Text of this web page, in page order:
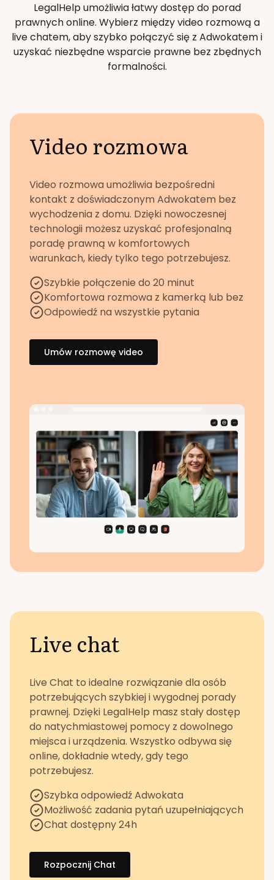
LegalHelp umożliwia łatwy dostęp do porad
prawnych online. Wybierz między video rozmową a
live chatem, aby szybko połączyć się z Adwokatem i
uzyskać niezbędne wsparcie prawne bez zbędnych
formalności.
Video rozmowa
Video rozmowa umożliwia bezpośredni
kontakt z doświadczonym Adwokatem bez
wychodzenia z domu. Dzięki nowoczesnej
technologii możesz uzyskać profesjonalną
poradę prawną w komfortowych
warunkach, kiedy tylko tego potrzebujesz.
Szybkie połączenie do 20 minut
Komfortowa rozmowa z kamerką lub bez
Odpowiedź na wszystkie pytania
Umów rozmowę video
Live chat
Live Chat to idealne rozwiązanie dla osób
potrzebujących szybkiej i wygodnej porady
prawnej. Dzięki LegalHelp masz stały dostęp
do natychmiastowej pomocy z dowolnego
miejsca i urządzenia. Wszystko odbywa się
online, dokładnie wtedy, gdy tego
potrzebujesz.
Szybka odpowiedź Adwokata
Możliwość zadania pytań uzupełniających
Chat dostępny 24h
Rozpocznij Chat